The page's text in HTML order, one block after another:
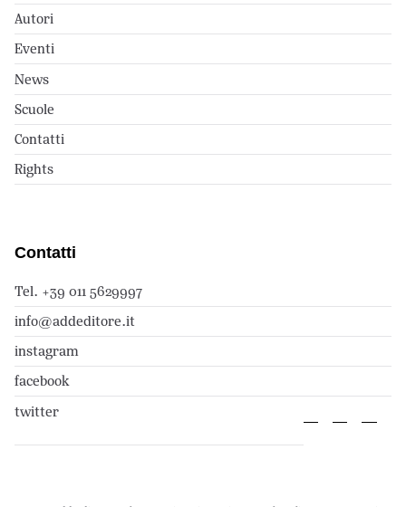
Autori
Eventi
News
Scuole
Contatti
Rights
Contatti
Tel. +39 011 5629997
info@addeditore.it
instagram
facebook
twitter